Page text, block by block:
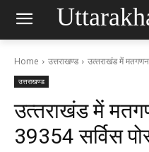
Home उत्तराखण्ड उत्‍तराखंड में
उत्तराखण्ड
उत्‍तराखंड में
39354 सर्विस